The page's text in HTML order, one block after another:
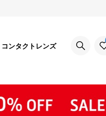
コンタクトレンズ